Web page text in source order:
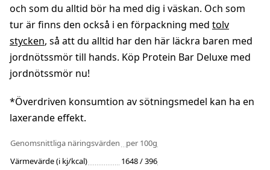
och som du alltid bör ha med dig i väskan. Och som
tur är finns den också i en förpackning med tolv
stycken, så att du alltid har den här läckra baren med
jordnötssmör till hands. Köp Protein Bar Deluxe med
jordnötssmör nu!
*Överdriven konsumtion av sötningsmedel kan ha en
laxerande effekt.
Genomsnittliga näringsvärden
per 100g
Värmevärde (i kj/kcal)
1648 / 396